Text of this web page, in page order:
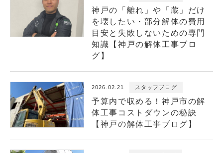
神戸の「離れ」や「蔵」だけ
を壊したい・部分解体の費用
目安と失敗しないための専門
知識【神戸の解体工事ブロ
グ】
2026.02.21 スタッフブログ
予算内で収める！神戸市の解
体工事コストダウンの秘訣
【神戸の解体工事ブログ】